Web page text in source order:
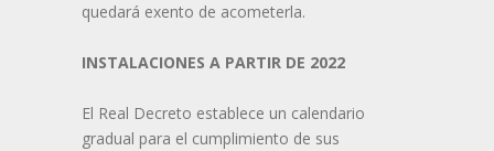
quedará exento de acometerla.
INSTALACIONES A PARTIR DE 2022
El Real Decreto establece un calendario
gradual para el cumplimiento de sus